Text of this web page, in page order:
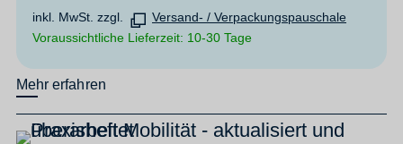
inkl. MwSt. zzgl.
Versand- / Verpackungspauschale
Voraussichtliche Lieferzeit: 10-30 Tage
Mehr erfahren